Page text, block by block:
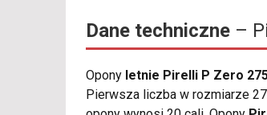
Dane techniczne –
Opony letnie Pirelli P Zero
Pierwsza liczba w rozmiarze